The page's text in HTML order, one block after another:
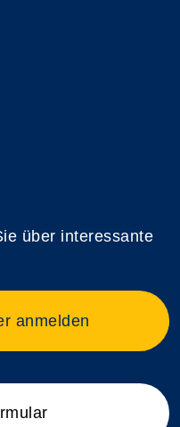
über interessante
anmelden